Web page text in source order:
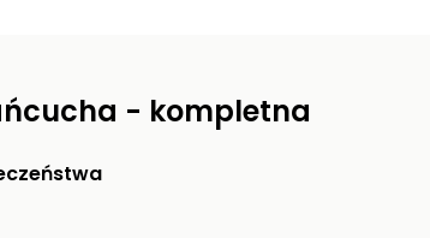
- kompletna